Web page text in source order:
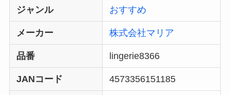
ジャンル おすすめ
メーカー 株式会社マリア
品番 lingerie8366
JANコード 4573356151185